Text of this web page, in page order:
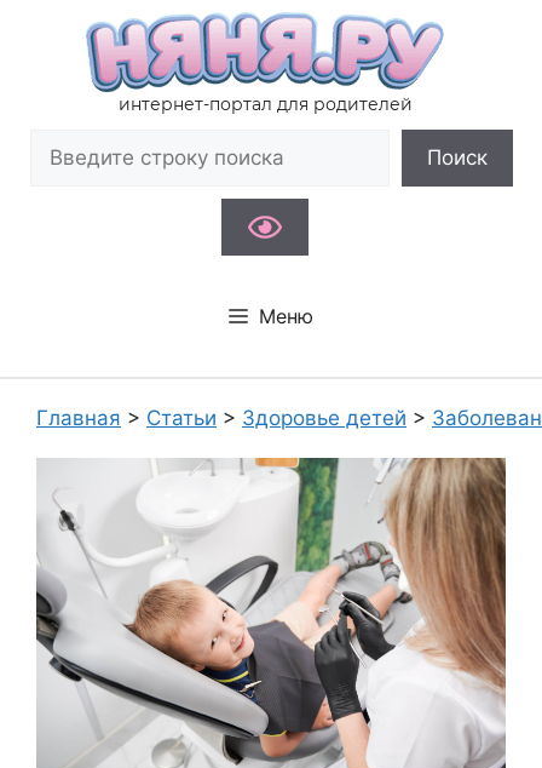
содержимому
интернет-портал для родителей
Поиск
Меню
Главная > Статьи > Здоровье детей >